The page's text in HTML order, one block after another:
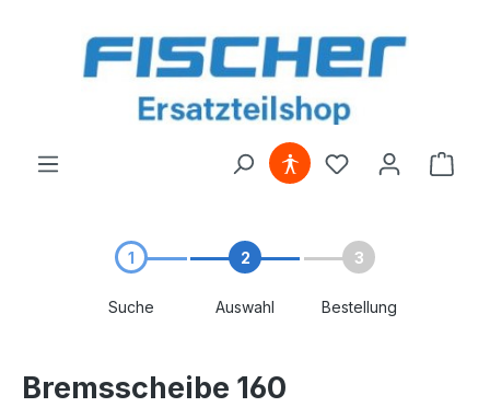
1
Suche
2
Auswahl
3
Bestellung
Bremsscheibe 160